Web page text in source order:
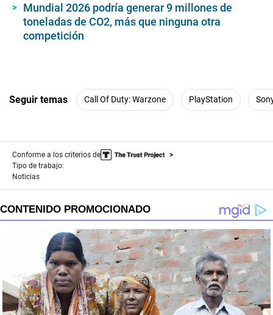
Mundial 2026 podría generar 9 millones de
toneladas de CO2, más que ninguna otra
competición
Seguir temas Call Of Duty: Warzone PlayStation
Conforme a los criterios de
Tipo de trabajo:
Noticias